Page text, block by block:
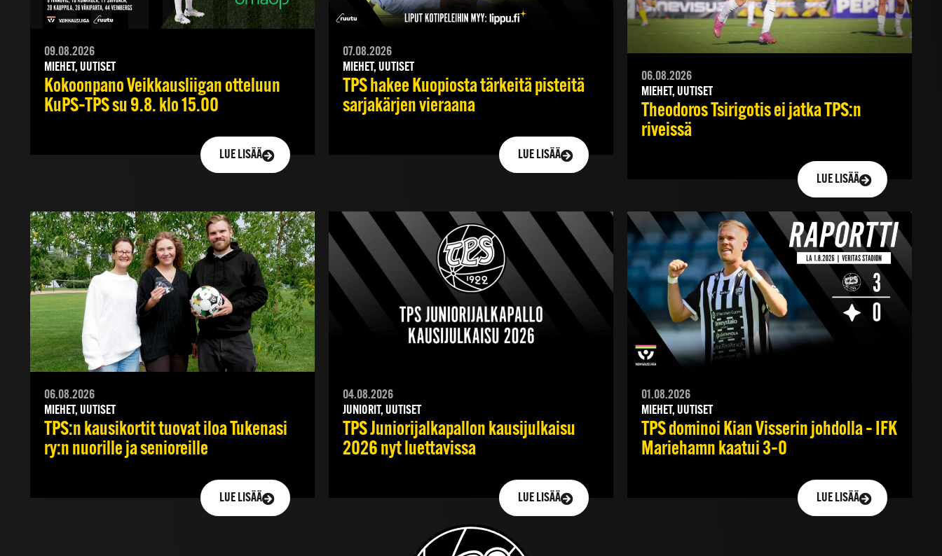
09.08.2026
MIEHET, UUTISET
Kokoonpano Veikkausliigan otteluun
KuPS–TPS su 9.8. klo 15.00
LUE LISÄÄ
07.08.2026
MIEHET, UUTISET
TPS hakee Kuopiosta tärkeitä pisteitä
sarjakärjen vieraana
LUE LISÄÄ
06.08.2026
MIEHET, UUTISET
Theodoros Tsirigotis ei jatka TPS:n
riveissä
LUE LISÄÄ
06.08.2026
MIEHET, UUTISET
TPS:n kausikortit tuovat iloa Tukenasi
ry:n nuorille ja senioreille
LUE LISÄÄ
04.08.2026
JUNIORIT, UUTISET
TPS Juniorijalkapallon kausijulkaisu
2026 nyt luettavissa
LUE LISÄÄ
01.08.2026
MIEHET, UUTISET
TPS dominoi Kian Visserin johdolla – IFK
Mariehamn kaatui 3–0
LUE LISÄÄ